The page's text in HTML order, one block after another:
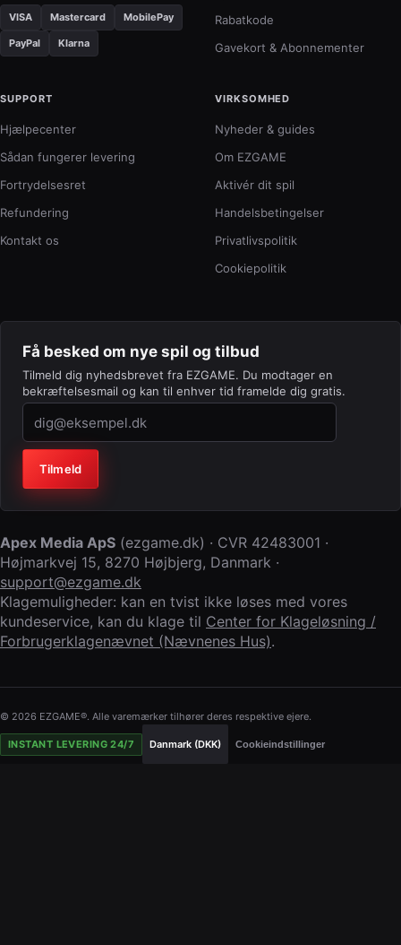
VISA Mastercard MobilePay
PayPal Klarna
Rabatkode
Gavekort & Abonnementer
SUPPORT
Hjælpecenter
Sådan fungerer levering
Fortrydelsesret
Refundering
Kontakt os
VIRKSOMHED
Nyheder & guides
Om EZGAME
Aktivér dit spil
Handelsbetingelser
Privatlivspolitik
Cookiepolitik
Få besked om nye spil og tilbud
Tilmeld dig nyhedsbrevet fra EZGAME. Du modtager en
bekræftelsesmail og kan til enhver tid framelde dig gratis.
Virksomhed (lad feltet stå tomt)
Tilmeld
Apex Media ApS (ezgame.dk) · CVR 42483001 ·
Højmarkvej 15, 8270 Højbjerg, Danmark ·
support@ezgame.dk
Klagemuligheder: kan en tvist ikke løses med vores
kundeservice, kan du klage til Center for Klageløsning /
Forbrugerklagenævnet (Nævnenes Hus).
© 2026 EZGAME®. Alle varemærker tilhører deres respektive ejere.
INSTANT LEVERING 24/7 Danmark (DKK) Cookieindstillinger